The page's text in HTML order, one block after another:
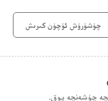
چۈشۈرۈش ئۈچۈن كىرىش
چۈشەنچە يوق.